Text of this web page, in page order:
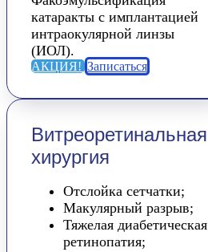
катаракты с имплантацией
интраокулярной линзы
(ИОЛ).
АКЦИЯ! Записаться
Витреоретинальная
хирургия
Отслойка сетчатки;
Макулярный разрыв;
Тяжелая диабетическая
ретинопатия;